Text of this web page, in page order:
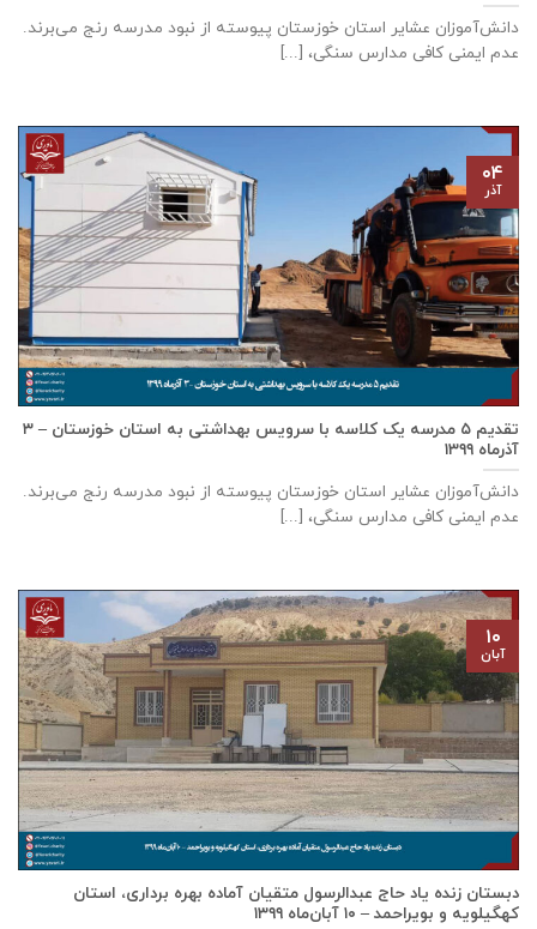
دانش‌آموزان عشایر استان خوزستان پيوسته از نبود مدرسه رنج می‌برند.
عدم ایمنی کافی مدارس سنگی، [...]
تقدیم ۵ مدرسه یک کلاسه با سرويس بهداشتی به استان خوزستان – ۳
آذر‌ماه ۱۳۹۹
دانش‌آموزان عشایر استان خوزستان پيوسته از نبود مدرسه رنج می‌برند.
عدم ایمنی کافی مدارس سنگی، [...]
۰۴
آذر
دبستان زنده ياد حاج عبدالرسول متقيان آماده بهره برداری، استان
كهگيلويه و بويراحمد – ۱۰ آبان‌ماه ۱۳۹۹
۱۰
آبان